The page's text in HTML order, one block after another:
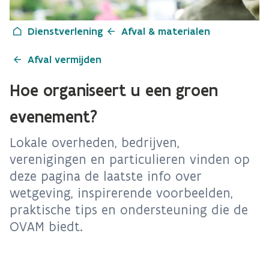
Dienstverlening Afval & materialen
Afval vermijden
Hoe organiseert u een groen
evenement?
Lokale overheden, bedrijven,
verenigingen en particulieren vinden op
deze pagina de laatste info over
wetgeving, inspirerende voorbeelden,
praktische tips en ondersteuning die de
OVAM biedt.